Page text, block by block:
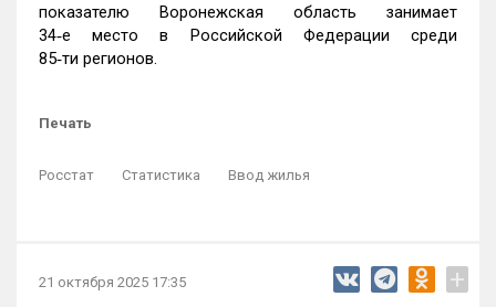
показателю Воронежская область занимает
34‑е место в Российской Федерации среди
85‑ти регионов.
Печать
Росстат Статистика Ввод жилья
21 октября 2025 17:35 +